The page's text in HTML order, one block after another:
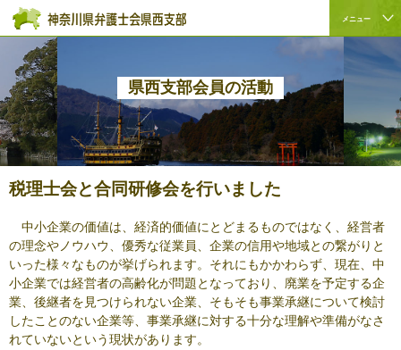
先
頭
で
す。
ャ
ン
プ
す
る。
サ
イ
ト
内
共
メ
ー
で
す。
共
通
メ
ニ
ュ
を
飛
ば
す。
メニュー
ト
内
共
通
メ
ュ
こ
ま
で。
か
ら
本
文
で
す。
県西支部会員の活動
税理士会と合同研修会を行いました
中小企業の価値は、経済的価値にとどまるものではなく、経営者
の理念やノウハウ、優秀な従業員、企業の信用や地域との繋がりと
いった様々なものが挙げられます。それにもかかわらず、現在、中
小企業では経営者の高齢化が問題となっており、廃業を予定する企
業、後継者を見つけられない企業、そもそも事業承継について検討
したことのない企業等、事業承継に対する十分な理解や準備がなさ
れていないという現状があります。